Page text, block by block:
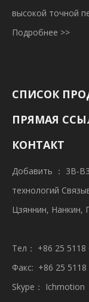
высокой точной
Подробнее >>
СПИСОК
ПРЯМАЯ
КОНТАКТ
Добавить ： 3B-
технологий
Цзяннин, Нанкин,
Тел： +86 25 5118
Факс: +86 25 5118
Skype： Ichmotion